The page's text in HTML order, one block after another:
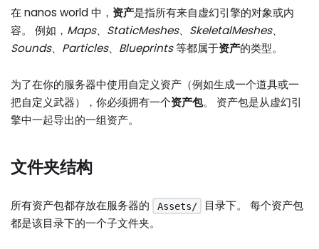
在 nanos world 中， 资产是指所有来自虚幻引擎的对象或内
容。 例如， Maps、 StaticMeshes、 SkeletalMeshes、
Sounds、 Particles、 Blueprints等都属于资产的类型。
为了在你的服务器中使用自定义资产（例如生成一个道具或一
把自定义武器），你必须拥有一个资产包。 资产包是从虚幻引
擎中一起导出的一组资产。
文件夹结构
所有资产包都存放在服务器的 Assets/
目录下。 每个资产包
都是该目录下的一个子文件夹。